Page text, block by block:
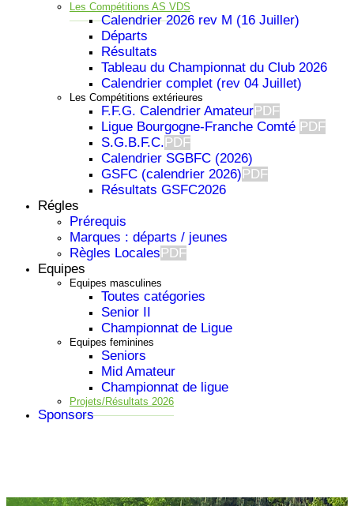
Les Compétitions AS VDS
Calendrier 2026 rev M (16 Juiller)
Départs
Résultats
Tableau du Championnat du Club 2026
Calendrier complet (rev 04 Juillet)
Les Compétitions extérieures
F.F.G. Calendrier AmateurPDF
Ligue Bourgogne-Franche Comté PDF
S.G.B.F.C.PDF
Calendrier SGBFC (2026)
GSFC (calendrier 2026)PDF
Résultats GSFC2026
Régles
Prérequis
Marques : départs / jeunes
Règles LocalesPDF
Equipes
Equipes masculines
Toutes catégories
Senior II
Championnat de Ligue
Equipes feminines
Seniors
Mid Amateur
Championnat de ligue
Projets/Résultats 2026
Sponsors